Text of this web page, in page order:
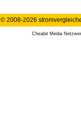
© 2008-2026
Cheabit Media